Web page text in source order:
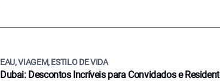
EAU, VIAGEM, ESTILO DE VIDA
Dubai: Descontos Incríveis para Convidados e